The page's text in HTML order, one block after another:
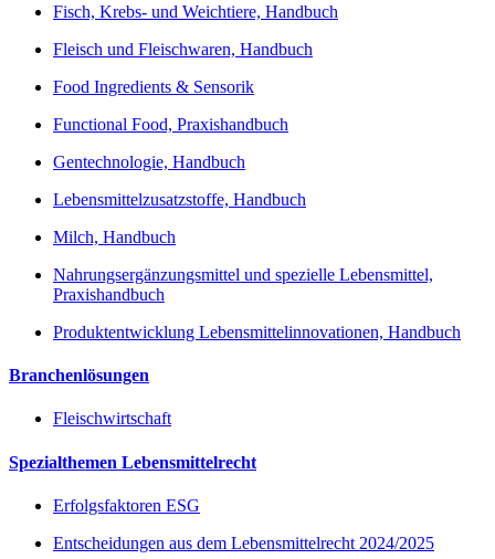
Fisch, Krebs- und Weichtiere, Handbuch
Fleisch und Fleischwaren, Handbuch
Food Ingredients & Sensorik
Functional Food, Praxishandbuch
Gentechnologie, Handbuch
Lebensmittelzusatzstoffe, Handbuch
Milch, Handbuch
Nahrungsergänzungsmittel und spezielle Lebensmittel,
Praxishandbuch
Produktentwicklung Lebensmittelinnovationen, Handbuch
Branchenlösungen
Fleischwirtschaft
Spezialthemen Lebensmittelrecht
Erfolgsfaktoren ESG
Entscheidungen aus dem Lebensmittelrecht 2024/2025